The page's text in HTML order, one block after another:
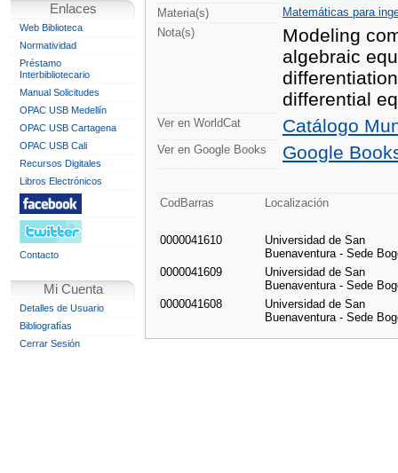
Enlaces
Web Biblioteca
Normatividad
Préstamo
Interbibliotecario
Manual Solicitudes
OPAC USB Medellín
OPAC USB Cartagena
OPAC USB Cali
Recursos Digitales
Libros Electrónicos
Contacto
Mi Cuenta
Detalles de Usuario
Bibliografías
Cerrar Sesión
Materia(s)
Matemáticas para
Nota(s)
Modeling
algebraic
differential
Ver en WorldCat Catálogo
Ver en Google Books Google
CodBarras Localización
0000041610
Universidad de San
Buenaventura - Sede
0000041609
Universidad de San
Buenaventura - Sede
0000041608
Universidad de San
Buenaventura - Sede